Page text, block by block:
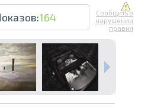
164
Сообщить о
нарушении
правил